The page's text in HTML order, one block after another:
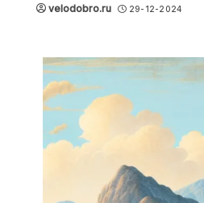
velodobro.ru 29-12-2024